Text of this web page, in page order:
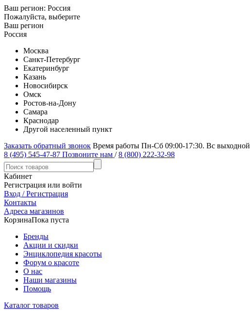
Ваш регион: Россия
Пожалуйста, выберите
Ваш регион
Россия
Москва
Санкт-Петербург
Екатеринбург
Казань
Новосибирск
Омск
Ростов-на-Дону
Самара
Краснодар
Другой населенный пункт
Заказать обратный звонок Время работы Пн-Сб 09:00-17:30. Вс выходной
8 (495) 545-47-87 Позвоните нам / 8 (800) 222-32-98
Кабинет
Регистрация или войти
Вход / Регистрация
Контакты
Адреса магазинов
КорзинаПока пуста
Бренды
Акции и скидки
Энциклопедия красоты
Форум о красоте
О нас
Наши магазины
Помощь
Каталог товаров